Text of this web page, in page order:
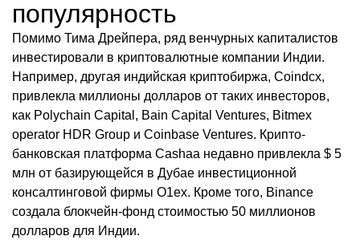
популярность
Помимо Тима Дрейпера, ряд венчурных капиталистов
инвестировали в криптовалютные компании Индии.
Например, другая индийская криптобиржа, Coindcx,
привлекла миллионы долларов от таких инвесторов,
как Polychain Capital, Bain Capital Ventures, Bitmex
operator HDR Group и Coinbase Ventures. Крипто-
банковская платформа Cashaa недавно привлекла $ 5
млн от базирующейся в Дубае инвестиционной
консалтинговой фирмы O1ex. Кроме того, Binance
создала блокчейн-фонд стоимостью 50 миллионов
долларов для Индии.